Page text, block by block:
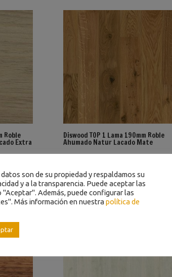
Roble
Extra
Diswood TOP 1 Lama 190mm Roble
Ahumado Natur Lacado Mate
son de su propiedad y respaldamos su
y a la transparencia. Puede aceptar las
Además, puede configurar las
Más información en nuestra política de